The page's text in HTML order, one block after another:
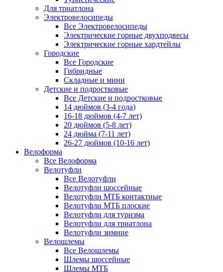
Для триатлона
Электровелосипеды
Все Электровелосипеды
Электрические горные двухподвесы
Электрические горные хардтейлы
Городские
Все Городские
Гибридные
Складные и мини
Детские и подростковые
Все Детские и подростковые
14 дюймов (3-4 года)
16-18 дюймов (4-7 лет)
20 дюймов (5-8 лет)
24 дюйма (7-11 лет)
26-27 дюймов (10-16 лет)
Велоформа
Все Велоформа
Велотуфли
Все Велотуфли
Велотуфли шоссейные
Велотуфли МТБ контактные
Велотуфли МТБ плоские
Велотуфли для туризма
Велотуфли для триатлона
Велотуфли зимние
Велошлемы
Все Велошлемы
Шлемы шоссейные
Шлемы МТБ